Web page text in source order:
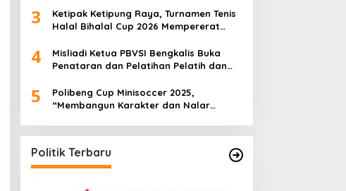
3
Ketipak Ketipung Raya, Turnamen Tenis
Halal Bihalal Cup 2026 Mempererat
4
Misliadi Ketua PBVSI Bengkalis Buka
Penataran dan Pelatihan Pelatih dan
5
Polibeng Cup Minisoccer 2025,
“Membangun Karakter dan Nalar
Politik Terbaru